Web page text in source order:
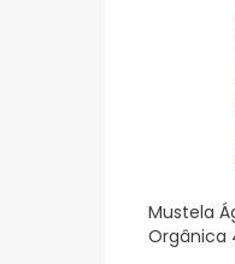
Mustela
Orgânica